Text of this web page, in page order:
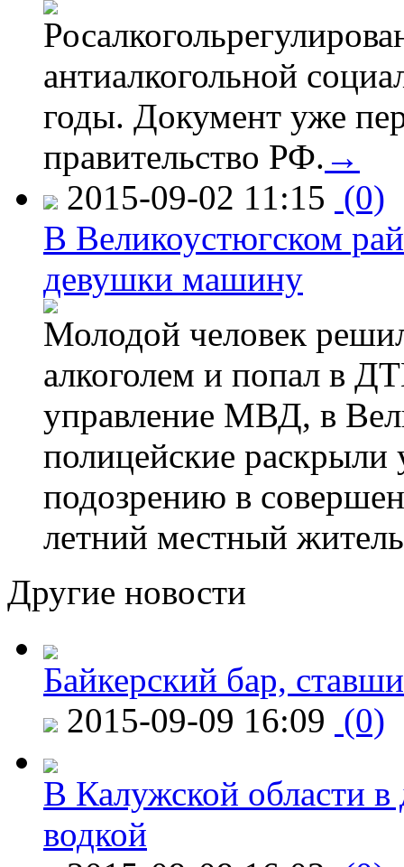
антиалкогольной
годы. Документ уже
правительство РФ. →
2015-09-02 11:15 (0)
В Великоустюгском
девушки машину
Молодой человек
алкоголем и попал в
управление МВД, в
полицейские
подозрению в
летний местный
Другие новости
Байкерский бар,
2015-09-09 16:09 (0)
В Калужской области в
водкой